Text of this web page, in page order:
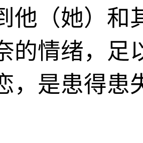
他（她）和
的情绪，足
，是患得患